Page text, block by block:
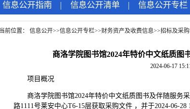
信息公开指南 | 信息公开清单 | 信息公开专栏
当前位置： 信息公开>>信息公开专栏>>财务资产及收费信息>>招标及采购
商洛学院图书馆2024年特价中文纸质图
2024-06-17
项目概况
商洛学院图书馆2024年特价中文纸质图书及伴随服务
路1111号莱安中心T6-15层获取采购文件 ，并于2024-06-28